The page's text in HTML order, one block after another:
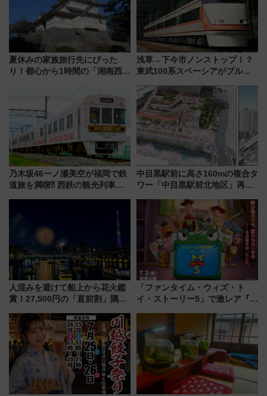
夏休みの家族旅行先にぴった
り！都心から1時間の「湘南西エ
島とは異なる魅力を持つ今夏の
浅草→下今市ノンストップ！？
東武100系スペーシアがブルー
ー当時の停車駅」を再現 運転
時刻や特急券の買い方を紹介
乃木坂46一ノ瀬美空が福岡で鉄
道旅を満喫⁈ 西鉄の観光列車
府･柳川の旅！YouTubeが公開
中目黒駅前に高さ160mの複合タ
ワー「中目黒駅前北地区」再開
人混みを避けて船上から花火鑑
賞！27,500円の「直前割」隅田
メも持ち込みOK
「ファンタイム・ウィズ・ト
イ・ストーリー5」で激レア『ロ
デコレーションも徹底解説